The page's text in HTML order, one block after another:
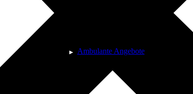
Ambulante Angebote